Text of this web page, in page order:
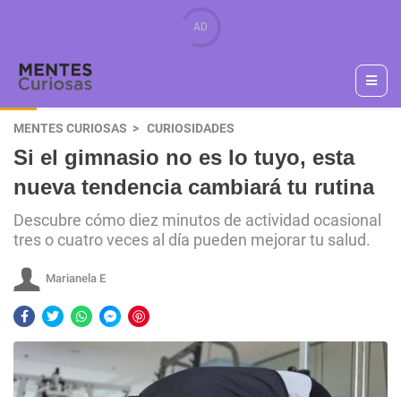
MENTES CURIOSAS CURIOSIDADES
Si el gimnasio no es lo tuyo, esta
nueva tendencia cambiará tu rutina
Descubre cómo diez minutos de actividad ocasional
tres o cuatro veces al día pueden mejorar tu salud.
Marianela E